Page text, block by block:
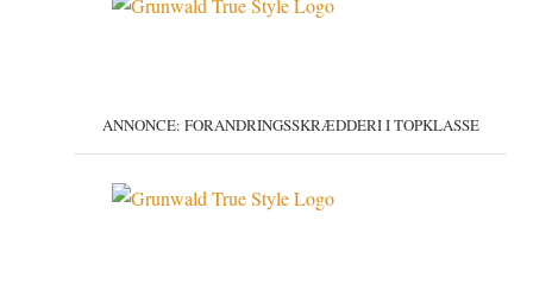
ANNONCE: FORANDRINGSSKRÆDDERI I TOPKLASSE